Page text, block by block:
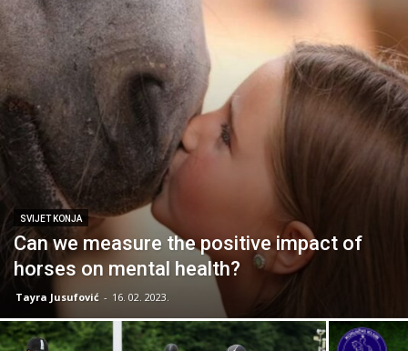
SVIJET KONJA
Can we measure the positive impact of
horses on mental health?
Tayra Jusufović - 16. 02. 2023.